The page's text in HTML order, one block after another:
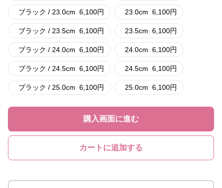
ブラック / 23.0cm 6,100円 23.0cm 6,100円
ブラック / 23.5cm 6,100円 23.5cm 6,100円
ブラック / 24.0cm 6,100円 24.0cm 6,100円
ブラック / 24.5cm 6,100円 24.5cm 6,100円
ブラック / 25.0cm 6,100円 25.0cm 6,100円
購入画面に進む
カートに追加する